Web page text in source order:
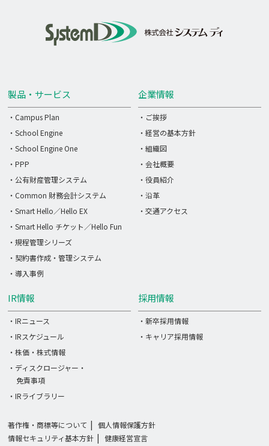
製品・サービス
・Campus Plan
・School Engine
・School Engine One
・PPP
・公有財産管理システム
・Common 財務会計システム
・Smart Hello／Hello EX
・Smart Hello チケット／Hello Fun
・規程管理シリーズ
・契約書作成・管理システム
・導入事例
IR情報
・IRニュース
・IRスケジュール
・株価・株式情報
・ディスクロージャー・
免責事項
・IRライブラリー
採用情報
・新卒採用情報
・キャリア採用情報
企業情報
・ご挨拶
・経営の基本方針
・組織図
・会社概要
・役員紹介
・沿革
・交通アクセス
著作権・商標等について
個人情報保護方針
情報セキュリティ基本方針
健康経営宣言